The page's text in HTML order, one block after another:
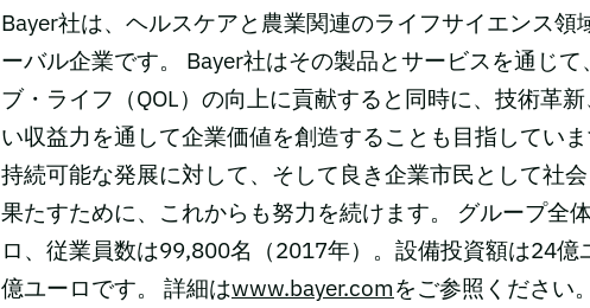
Bayer社は、ヘルスケアと農業関連のライフサイエンス領
ーバル企業です。 Bayer社はその製品とサービスを通じ
ブ・ライフ（QOL）の向上に貢献すると同時に、技術革
い収益力を通して企業価値を創造することも目指していま
持続可能な発展に対して、そして良き企業市民として社
果たすために、これからも努力を続けます。 グループ全
ロ、従業員数は99,800名（2017年）。設備投資額は24億
億ユーロです。 詳細はwww.bayer.comをご参照ください。